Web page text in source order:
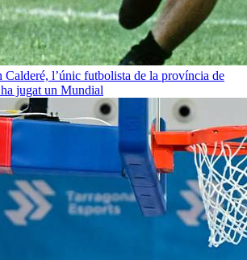
Calderé, l’únic futbolista de la província de
jugat un Mundial